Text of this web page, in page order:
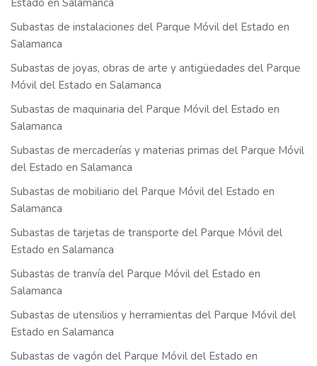
Estado en Salamanca
Subastas de instalaciones del Parque Móvil del Estado en
Salamanca
Subastas de joyas, obras de arte y antigüedades del Parque
Móvil del Estado en Salamanca
Subastas de maquinaria del Parque Móvil del Estado en
Salamanca
Subastas de mercaderías y materias primas del Parque Móvil
del Estado en Salamanca
Subastas de mobiliario del Parque Móvil del Estado en
Salamanca
Subastas de tarjetas de transporte del Parque Móvil del
Estado en Salamanca
Subastas de tranvía del Parque Móvil del Estado en
Salamanca
Subastas de utensilios y herramientas del Parque Móvil del
Estado en Salamanca
Subastas de vagón del Parque Móvil del Estado en